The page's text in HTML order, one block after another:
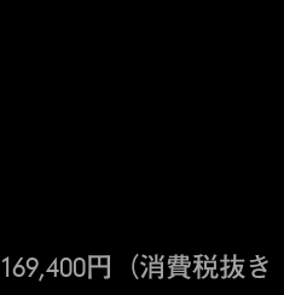
169,400円（消費税抜き